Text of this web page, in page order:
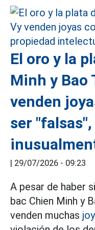
El oro y la
Minh y Bao
venden
ser
| 29/07/2026 - 09:23
A pesar de haber
bac Chien Minh y
venden muchas